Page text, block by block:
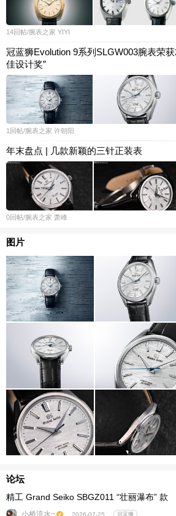
14回帖/腕表之家 YIYI
冠蓝狮Evolution 9系列SLGW003腕表荣
佳设计奖”
1 回帖/腕表之家 许朝阳
年末盘点 | 几款新颖的三针正装表
0回帖/腕表之家 萧峰
图片
论坛
精工 Grand Seiko SBGZ011 “壮丽瀑布” 款
小桥流水~ 2026-07-25 冠蓝狮